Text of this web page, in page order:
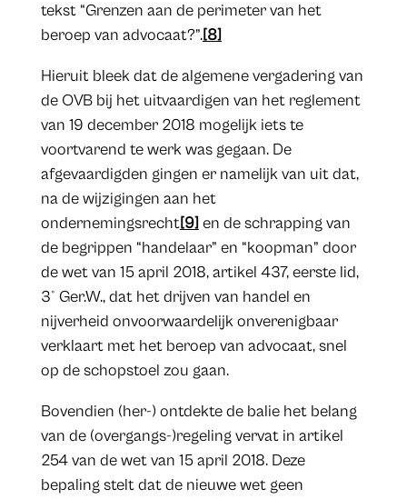
tekst “Grenzen aan de perimeter van het
beroep van advocaat?”.[8]
Hieruit bleek dat de algemene vergadering van
de OVB bij het uitvaardigen van het reglement
van 19 december 2018 mogelijk iets te
voortvarend te werk was gegaan. De
afgevaardigden gingen er namelijk van uit dat,
na de wijzigingen aan het
ondernemingsrecht[9] en de schrapping van
de begrippen “handelaar” en “koopman” door
de wet van 15 april 2018, artikel 437, eerste lid,
3° Ger.W., dat het drijven van handel en
nijverheid onvoorwaardelijk onverenigbaar
verklaart met het beroep van advocaat, snel
op de schopstoel zou gaan.
Bovendien (her-) ontdekte de balie het belang
van de (overgangs-)regeling vervat in artikel
254 van de wet van 15 april 2018. Deze
bepaling stelt dat de nieuwe wet geen